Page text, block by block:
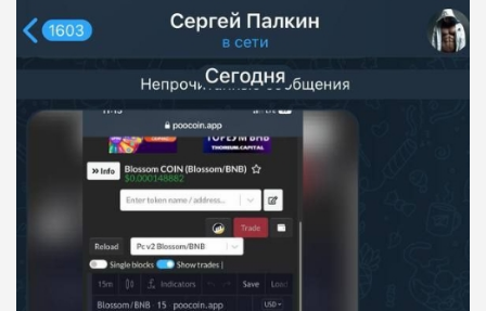
НАЗВАНИЕ ОБЗОР
ПОДОЙДЕТ
РИСКИ: НИЗКИЕ
ДОХОД: ВЫСОКИЙ
БЮДЖЕТ: ВЫСОКИЙ
М СТАВОК